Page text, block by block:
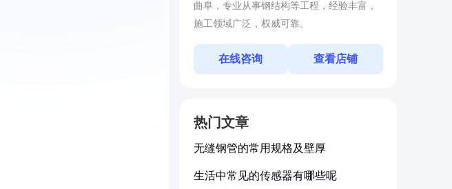
曲阜，专业从事钢结构等工程，经验丰富，
施工领域广泛，权威可靠。
在线咨询 查看店铺
热门文章
无缝钢管的常用规格及壁厚
生活中常见的传感器有哪些呢